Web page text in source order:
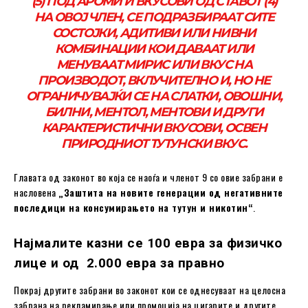
НА ОВОЈ ЧЛЕН, СЕ ПОДРАЗБИРААТ СИТЕ
СОСТОЈКИ, АДИТИВИ ИЛИ НИВНИ
КОМБИНАЦИИ КОИ ДАВААТ ИЛИ
МЕНУВААТ МИРИС ИЛИ ВКУС НА
ПРОИЗВОДОТ, ВКЛУЧИТЕЛНО И, НО НЕ
ОГРАНИЧУВАЈЌИ СЕ НА СЛАТКИ, ОВОШНИ,
БИЛНИ, МЕНТОЛ, МЕНТОВИ И ДРУГИ
КАРАКТЕРИСТИЧНИ ВКУСОВИ, ОСВЕН
ПРИРОДНИОТ ТУТУНСКИ ВКУС.
Главата од законот во која се наоѓа и членот 9 со овие забрани е
насловена „Заштита на новите генерации од негативните
последици на консумирањето на тутун и никотин“
Најмалите казни се 100 евра за физичко
лице и од 2.000 евра за правно
Покрај другите забрани во законот кои се однесуваат на целосна
забрана на рекламирање или промоција на цигарите и другите